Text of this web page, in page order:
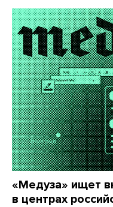
«Медуза» ищет
в центрах